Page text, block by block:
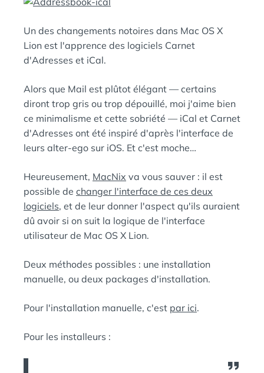
E
:
S
Un des changements notoires dans Mac OS X
Lion est l'apprence des logiciels Carnet
d'Adresses et iCal.
Alors que Mail est plûtot élégant — certains
diront trop gris ou trop dépouillé, moi j'aime bien
ce minimalisme et cette sobriété — iCal et Carnet
d'Adresses ont été inspiré d'après l'interface de
leurs alter-ego sur iOS. Et c'est moche…
Heureusement, MacNix va vous sauver : il est
possible de changer l'interface de ces deux
logiciels, et de leur donner l'aspect qu'ils auraient
dû avoir si on suit la logique de l'interface
utilisateur de Mac OS X Lion.
Deux méthodes possibles : une installation
manuelle, ou deux packages d'installation.
Pour l'installation manuelle, c'est par ici.
Pour les installeurs :